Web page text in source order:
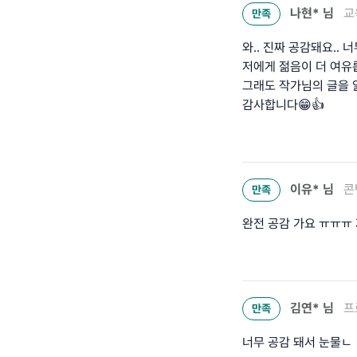
만족 나현* 님
와.. 진짜 공감돼요..
저에게 젊음이 더 여
그래도 작가님의 글을
감사합니다😁👍
만족 이유* 님
완전 공감 가요 ㅠㅠㅠ
만족 김연* 님
너무 공감 돼서 눈물ㄴ